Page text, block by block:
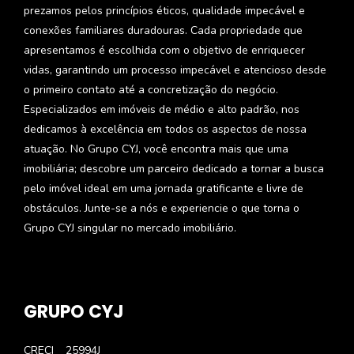
prezamos pelos princípios éticos, qualidade impecável e
conexões familiares duradouras. Cada propriedade que
apresentamos é escolhida com o objetivo de enriquecer
vidas, garantindo um processo impecável e atencioso desde
o primeiro contato até a concretização do negócio.
Especializados em imóveis de médio e alto padrão, nos
dedicamos à excelência em todos os aspectos de nossa
atuação. No Grupo CYJ, você encontra mais que uma
imobiliária; descobre um parceiro dedicado a tornar a busca
pelo imóvel ideal em uma jornada gratificante e livre de
obstáculos. Junte-se a nós e experiencie o que torna o
Grupo CYJ singular no mercado imobiliário.
GRUPO CYJ
CRECI
25994J